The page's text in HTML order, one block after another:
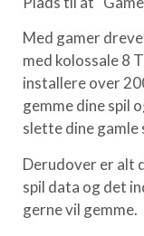
Med gamer
med kolossale 8
installere over
gemme dine spil
slette dine gamle
Derudover er alt
spil data og det
gerne vil gemme.